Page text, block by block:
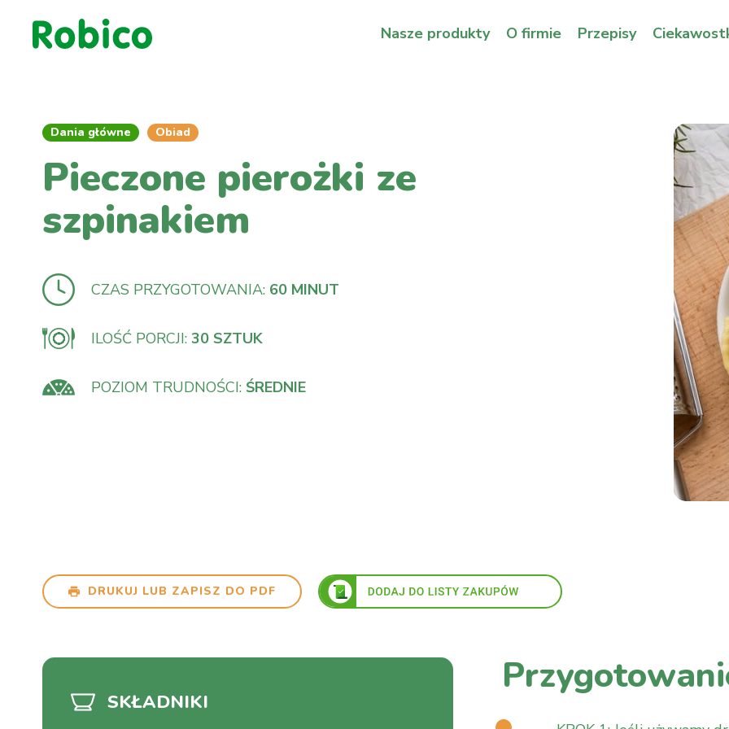
Nasze produkty O firmie Przepisy
Dania główne Obiad
Pieczone pierożki ze
szpinakiem
CZAS PRZYGOTOWANIA: 60 MINUT
ILOŚĆ PORCJI: 30 SZTUK
POZIOM TRUDNOŚCI: ŚREDNIE
DRUKUJ LUB ZAPISZ DO PDF
SKŁADNIKI